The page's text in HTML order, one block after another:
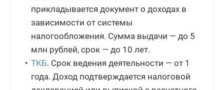
прикладывается документ о доходах в
зависимости от системы
налогообложения. Сумма выдачи — до 5
млн рублей, срок — до 10 лет.
ТКБ. Срок ведения деятельности — от 1
года. Доход подтверждается налоговой